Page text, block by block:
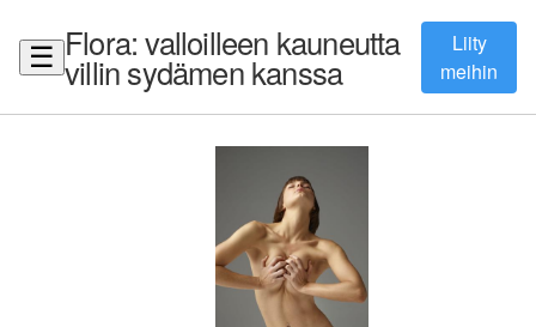
☰ Flora: valloilleen kauneutta
villin sydämen kanssa
Liity
meihin